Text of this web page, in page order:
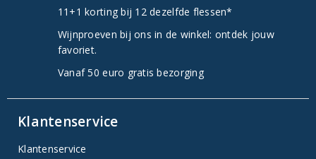
11+1 korting bij 12 dezelfde flessen*
Wijnproeven bij ons in de winkel: ontdek jouw
favoriet.
Vanaf 50 euro gratis bezorging
Klantenservice
Klantenservice